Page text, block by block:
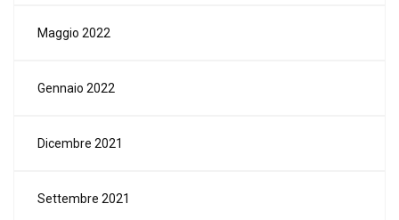
Maggio 2022
Gennaio 2022
Dicembre 2021
Settembre 2021